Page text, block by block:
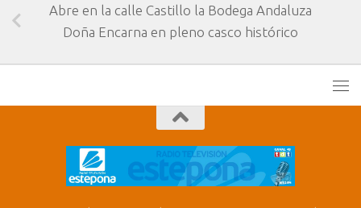
Abre en la calle Castillo la Bodega Andaluza
Doña Encarna en pleno casco histórico